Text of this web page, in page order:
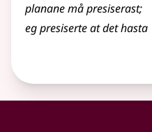
planane må presiserast;
eg presiserte at det hasta